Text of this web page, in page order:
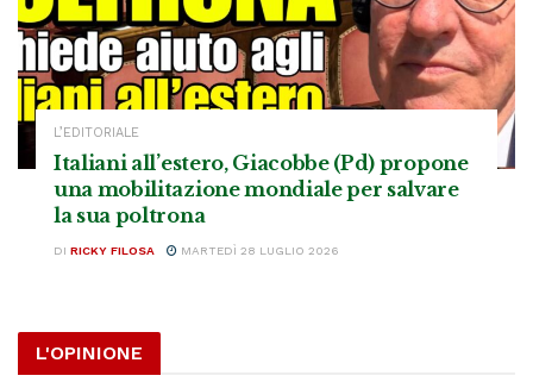
L’EDITORIALE
Italiani all’estero, Giacobbe (Pd) propone
una mobilitazione mondiale per salvare
la sua poltrona
DI RICKY FILOSA MARTEDÌ 28 LUGLIO 2026
L'OPINIONE